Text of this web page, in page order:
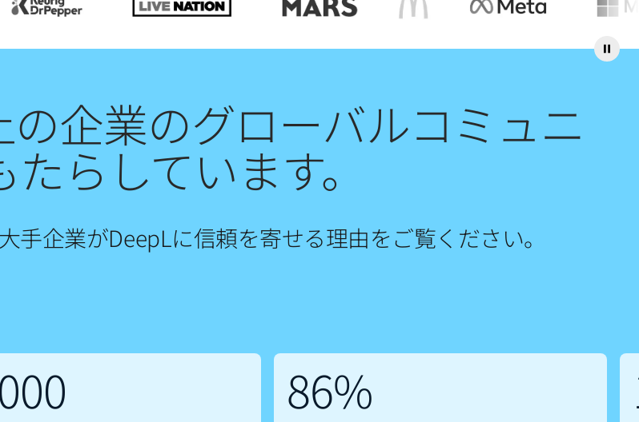
企業のグローバルコミュニ
らしています。
企業がDeepLに信頼を寄せる理由をご覧ください。
86%